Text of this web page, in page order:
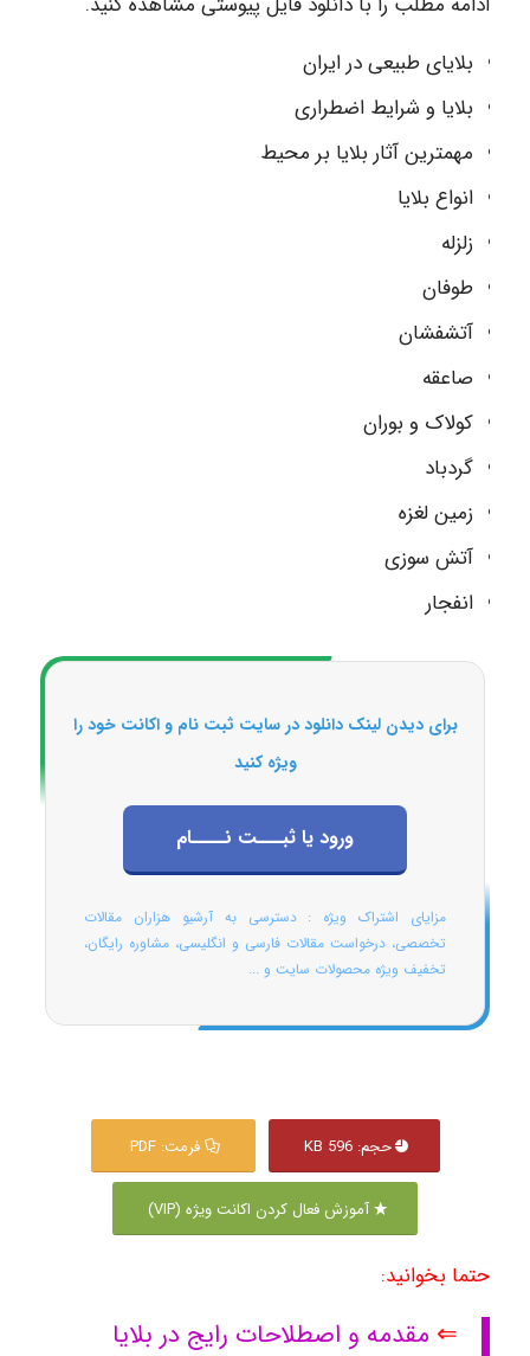
بلایای طبیعی در ایران
بلایا و شرایط اضطراری
مهمترین آثار بلایا بر محیط
انواع بلایا
زلزله
طوفان
آتشفشان
صاعقه
کولاک و بوران
گردباد
زمین لغزه
آتش سوزی
انفجار
برای دیدن لینک دانلود در سایت ثبت نام و اکانت خود را
ویژه کنید
ورود یا ثبـــت نــــام
مزایای اشتراک ویژه : دسترسی به آرشیو هزاران مقالات
تخصصی، درخواست مقالات فارسی و انگلیسی، مشاوره رایگان،
تخفیف ویژه محصولات سایت و ...
حجم: 596 KB فرمت: PDF
آموزش فعال کردن اکانت ویژه (VIP)
حتما بخوانید:
⇐ مقدمه و اصطلاحات رایج در بلایا